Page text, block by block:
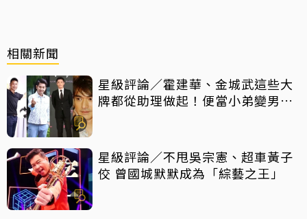
相關新聞
星級評論／霍建華、金城武這些大
牌都從助理做起！便當小弟變男神
星級評論／不甩吳宗憲、超車黃子
佼 曾國城默默成為「綜藝之王」